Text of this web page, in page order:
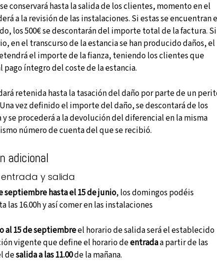
conservará hasta la salida de los clientes, momento en el
a la revisión de las instalaciones. Si estas se encuentran
los 500€ se descontarán del importe total de la factura. Si
en el transcurso de la estancia se han producido daños, el
el importe de la fianza, teniendo los clientes que
pago íntegro del coste de la estancia.
retenida hasta la tasación del daño por parte de un
vez definido el importe del daño, se descontará de los
y se procederá a la devolución del diferencial en la misma
número de cuenta del que se recibió.
adicional
y salida
septiembre hasta el 15 de junio, los domingos podéis
las 16.00h y así comer en las instalaciones
al 15 de septiembreel horario de salida será el establecido
vigente que define el horario deentradaa partir de las
desalida a las 11.00de la mañana.